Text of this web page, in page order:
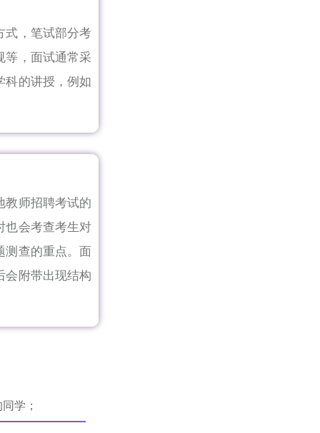
式，笔试部分考
等，面试通常采
科的讲授，例如
教师招聘考试的
也会考查考生对
测查的重点。面
会附带出现结构
学；